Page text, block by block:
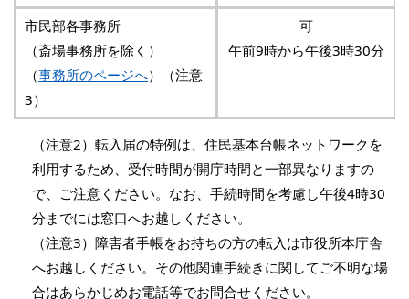
市民部各事務所
（斎場事務所を除く）
（事務所のページへ）（注意
3）
可
午前9時から午後3時30分
（注意2）転入届の特例は、住民基本台帳ネットワークを
利用するため、受付時間が開庁時間と一部異なりますの
で、ご注意ください。なお、手続時間を考慮し午後4時30
分までには窓口へお越しください。
（注意3）障害者手帳をお持ちの方の転入は市役所本庁舎
へお越しください。その他関連手続きに関してご不明な場
合はあらかじめお電話等でお問合せください。